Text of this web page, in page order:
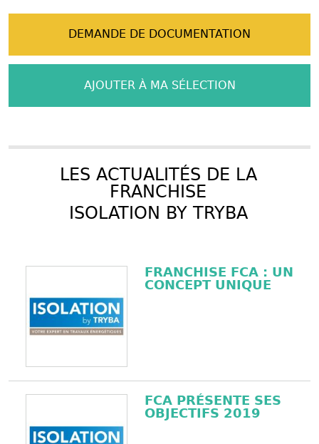
DEMANDE DE DOCUMENTATION
AJOUTER À MA SÉLECTION
LES ACTUALITÉS DE LA
FRANCHISE
ISOLATION BY TRYBA
FRANCHISE FCA : UN
CONCEPT UNIQUE
FCA PRÉSENTE SES
OBJECTIFS 2019